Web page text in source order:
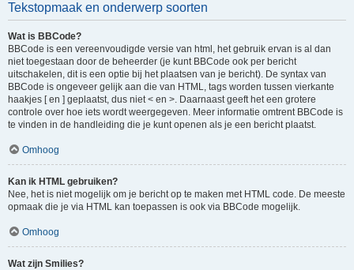
Tekstopmaak en onderwerp soorten
Wat is BBCode?
BBCode is een vereenvoudigde versie van html, het gebruik ervan is al dan
niet toegestaan door de beheerder (je kunt BBCode ook per bericht
uitschakelen, dit is een optie bij het plaatsen van je bericht). De syntax van
BBCode is ongeveer gelijk aan die van HTML, tags worden tussen vierkante
haakjes [ en ] geplaatst, dus niet < en >. Daarnaast geeft het een grotere
controle over hoe iets wordt weergegeven. Meer informatie omtrent BBCode is
te vinden in de handleiding die je kunt openen als je een bericht plaatst.
Omhoog
Kan ik HTML gebruiken?
Nee, het is niet mogelijk om je bericht op te maken met HTML code. De meeste
opmaak die je via HTML kan toepassen is ook via BBCode mogelijk.
Omhoog
Wat zijn Smilies?